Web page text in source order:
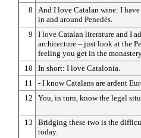
8
And I love Catalan wine: I
in and around Penedès.
9
I love Catalan literature and I
architecture – just look at the
feeling you get in the
10
In short: I love Catalonia.
11
- I know Catalans are ardent
12
You, in turn, know the legal
13
Bridging these two is the
today.